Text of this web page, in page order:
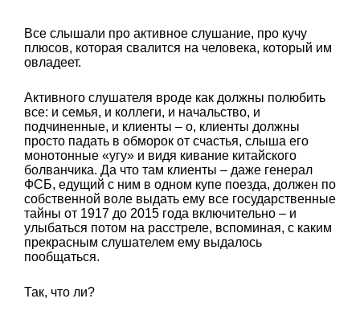
Все слышали про активное слушание, про кучу
плюсов, которая свалится на человека, который им
овладеет.
Активного слушателя вроде как должны полюбить
все: и семья, и коллеги, и начальство, и
подчиненные, и клиенты – о, клиенты должны
просто падать в обморок от счастья, слыша его
монотонные «угу» и видя кивание китайского
болванчика. Да что там клиенты – даже генерал
ФСБ, едущий с ним в одном купе поезда, должен по
собственной воле выдать ему все государственные
тайны от 1917 до 2015 года включительно – и
улыбаться потом на расстреле, вспоминая, с каким
прекрасным слушателем ему выдалось
пообщаться.
Так, что ли?